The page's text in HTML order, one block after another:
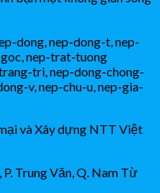
và Xây dựng NTT Việt
Trung Văn, Q. Nam Từ